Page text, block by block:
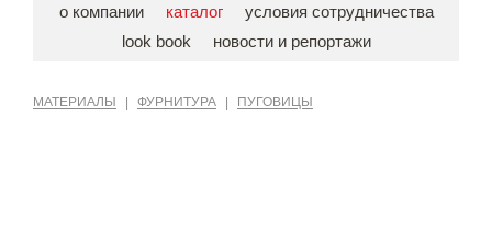
о компании каталог
условия сотрудничества
look book
новости и репортажи
МАТЕРИАЛЫ ФУРНИТУРА ПУГОВИЦЫ